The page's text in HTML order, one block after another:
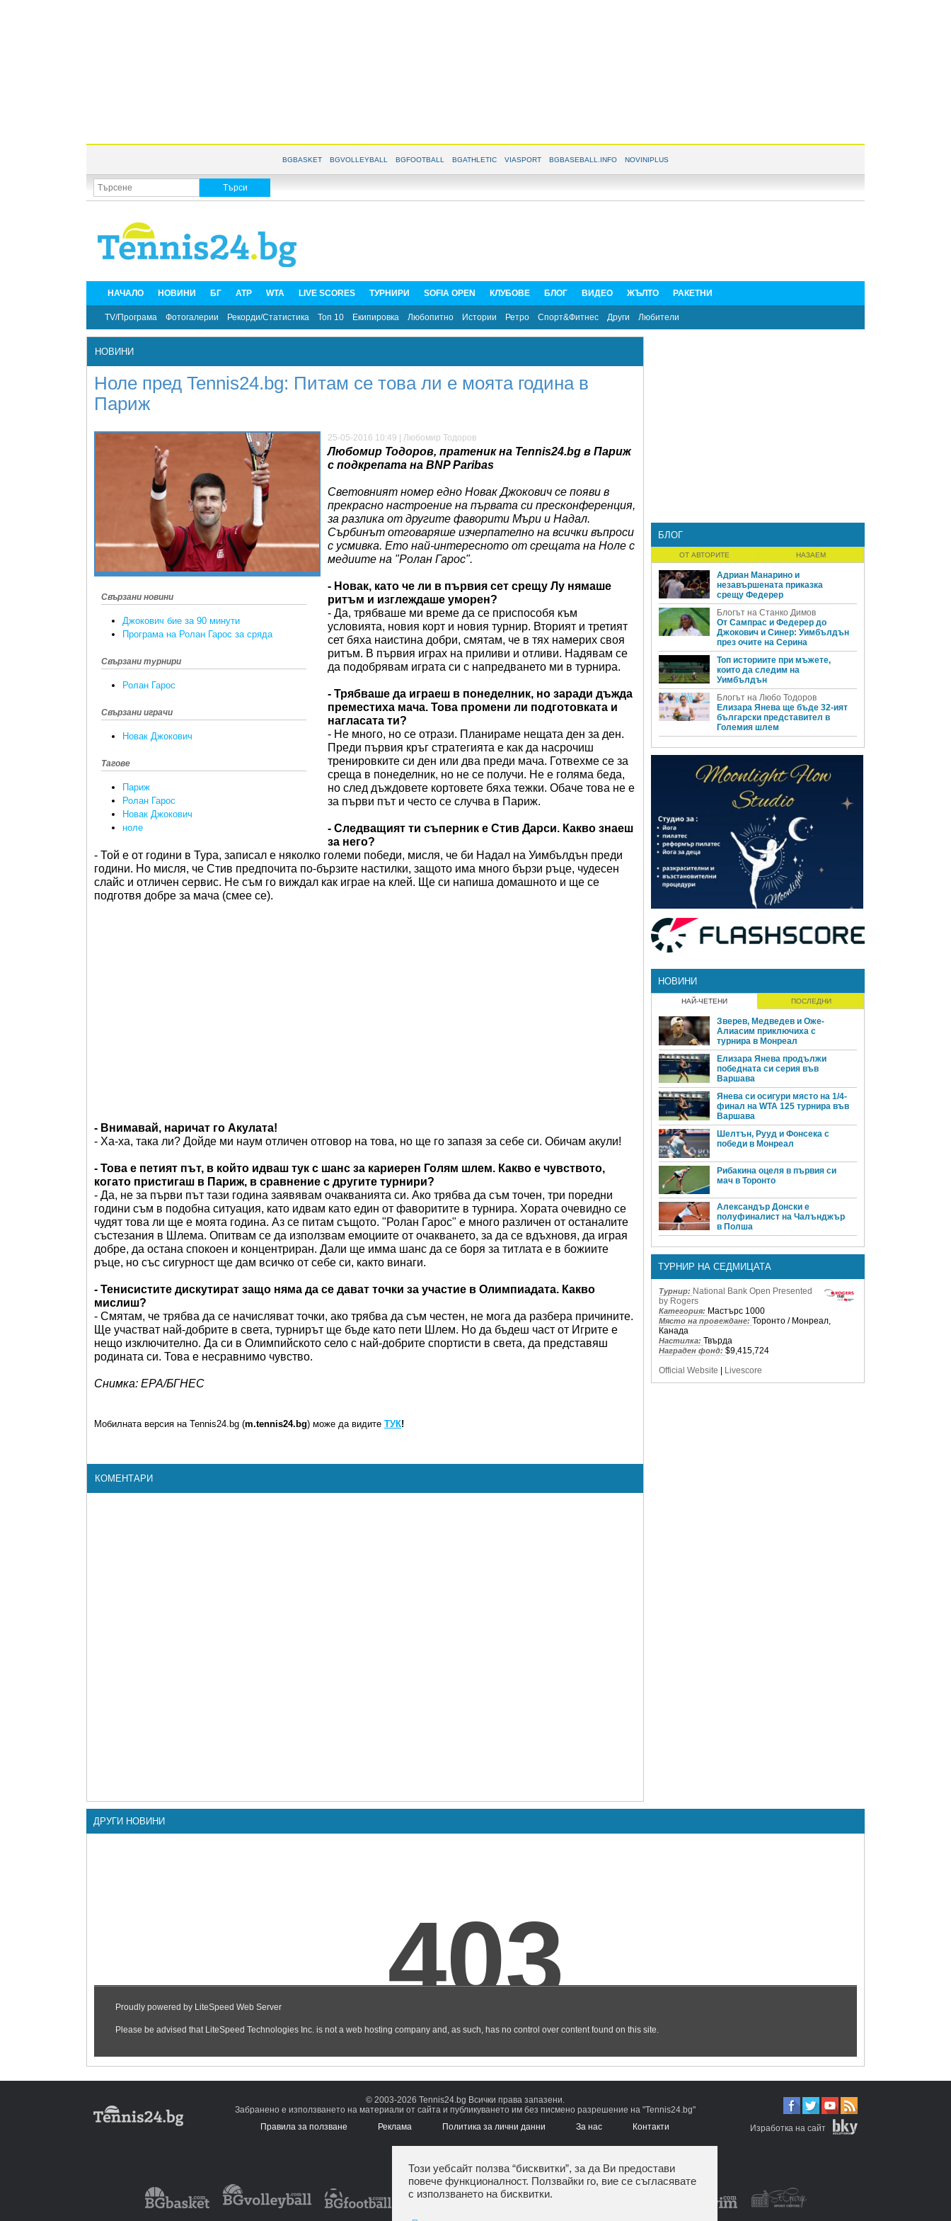
BGBASKET BGVOLLEYBALL BGFOOTBALL BGATHLETIC VIASPORT BGBASEBALL.INFO NOVINIPLUS
НАЧАЛО НОВИНИ БГ ATP WTA LIVE SCORES ТУРНИРИ SOFIA OPEN КЛУБОВЕ БЛОГ ВИДЕО ЖЪЛТО РАКЕТНИ
TV/Програма Фотогалерии Рекорди/Статистика Топ 10 Екипировка Любопитно Истории Ретро Спорт&Фитнес Други Любители
НОВИНИ
Ноле пред Tennis24.bg: Питам се това ли е моята година в
Париж
Свързани новини
Джокович бие за 90 минути
Програма на Ролан Гарос за сряда
Свързани турнири
Ролан Гарос
Свързани играчи
Новак Джокович
Тагове
Париж
Ролан Гарос
Новак Джокович
ноле
25-05-2016 10:49 | Любомир Тодоров
Любомир Тодоров, пратеник на Tennis24.bg в Париж
с подкрепата на BNP Paribas
Световният номер едно Новак Джокович се появи в
прекрасно настроение на първата си пресконференция,
за разлика от другите фаворити Мъри и Надал.
Сърбинът отговаряше изчерпателно на всички въпроси
с усмивка. Ето най-интересното от срещата на Ноле с
медиите на "Ролан Гарос".
- Новак, като че ли в първия сет срещу Лу нямаше
ритъм и изглеждаше уморен?
- Да, трябваше ми време да се приспособя към
условията, новия корт и новия турнир. Вторият и третият
сет бяха наистина добри, смятам, че в тях намерих своя
ритъм. В първия играх на приливи и отливи. Надявам се
да подобрявам играта си с напредването ми в турнира.
- Трябваше да играеш в понеделник, но заради дъжда
преместиха мача. Това промени ли подготовката и
нагласата ти?
- Не много, но се отрази. Планираме нещата ден за ден.
Преди първия кръг стратегията е как да насрочиш
тренировките си ден или два преди мача. Готвехме се за
среща в понеделник, но не се получи. Не е голяма беда,
но след дъждовете кортовете бяха тежки. Обаче това не е
за първи път и често се случва в Париж.
- Следващият ти съперник е Стив Дарси. Какво знаеш
за него?
- Той е от години в Тура, записал е няколко големи победи, мисля, че би Надал на Уимбълдън преди
години. Но мисля, че Стив предпочита по-бързите настилки, защото има много бързи ръце, чудесен
слайс и отличен сервис. Не съм го виждал как играе на клей. Ще си напиша домашното и ще се
подготвя добре за мача (смее се).
- Внимавай, наричат го Акулата!
- Ха-ха, така ли? Дойде ми наум отличен отговор на това, но ще го запазя за себе си. Обичам акули!
- Това е петият път, в който идваш тук с шанс за кариерен Голям шлем. Какво е чувството,
когато пристигаш в Париж, в сравнение с другите турнири?
- Да, не за първи път тази година заявявам очакванията си. Ако трябва да съм точен, три поредни
години съм в подобна ситуация, като идвам като един от фаворитите в турнира. Хората очевидно се
чудят това ли ще е моята година. Аз се питам същото. "Ролан Гарос" е много различен от останалите
състезания в Шлема. Опитвам се да използвам емоциите от очакването, за да се вдъхновя, да играя
добре, да остана спокоен и концентриран. Дали ще имма шанс да се боря за титлата е в божиите
ръце, но със сигурност ще дам всичко от себе си, както винаги.
- Тенисистите дискутират защо няма да се дават точки за участие в Олимпиадата. Какво
мислиш?
- Смятам, че трябва да се начисляват точки, ако трябва да съм честен, не мога да разбера причините.
Ще участват най-добрите в света, турнирът ще бъде като пети Шлем. Но да бъдеш част от Игрите е
нещо изключително. Да си в Олимпийското село с най-добрите спортисти в света, да представяш
родината си. Това е несравнимо чувство.
Снимка: ЕРА/БГНЕС
Мобилната версия на Tennis24.bg (m.tennis24.bg) може да видите ТУК!
КОМЕНТАРИ
БЛОГ
ОТ АВТОРИТЕ НАЗАЕМ
Адриан Манарино и
незавършената приказка
срещу Федерер
Блогът на Станко Димов
От Сампрас и Федерер до
Джокович и Синер: Уимбълдън
през очите на Серина
Топ историите при мъжете,
които да следим на
Уимбълдън
Блогът на Любо Тодоров
Елизара Янева ще бъде 32-ият
български представител в
Големия шлем
НОВИНИ
НАЙ-ЧЕТЕНИ ПОСЛЕДНИ
Зверев, Медведев и Оже-
Алиасим приключиха с
турнира в Монреал
Елизара Янева продължи
победната си серия във
Варшава
Янева си осигури място на 1/4-
финал на WTA 125 турнира във
Варшава
Шелтън, Рууд и Фонсека с
победи в Монреал
Рибакина оцеля в първия си
мач в Торонто
Александър Донски е
полуфиналист на Чалънджър
в Полша
ТУРНИР НА СЕДМИЦАТА
Турнир: National Bank Open Presented
by Rogers
Категория: Мастърс 1000
Място на провеждане: Торонто / Монреал,
Канада
Настилка: Твърда
Награден фонд: $9,415,724
Official Website
Livescore
ДРУГИ НОВИНИ
© 2003-2026 Tennis24.bg Всички права запазени.
Забранено е използването на материали от сайта и публикуването им без писмено разрешение на "Tennis24.bg"
Правила за ползване
Реклама Политика за лични данни За нас Контакти Изработка на сайт
Този уебсайт ползва “бисквитки”, за да Ви предостави
повече функционалност. Ползвайки го, вие се съгласявате
с използването на бисквитки.